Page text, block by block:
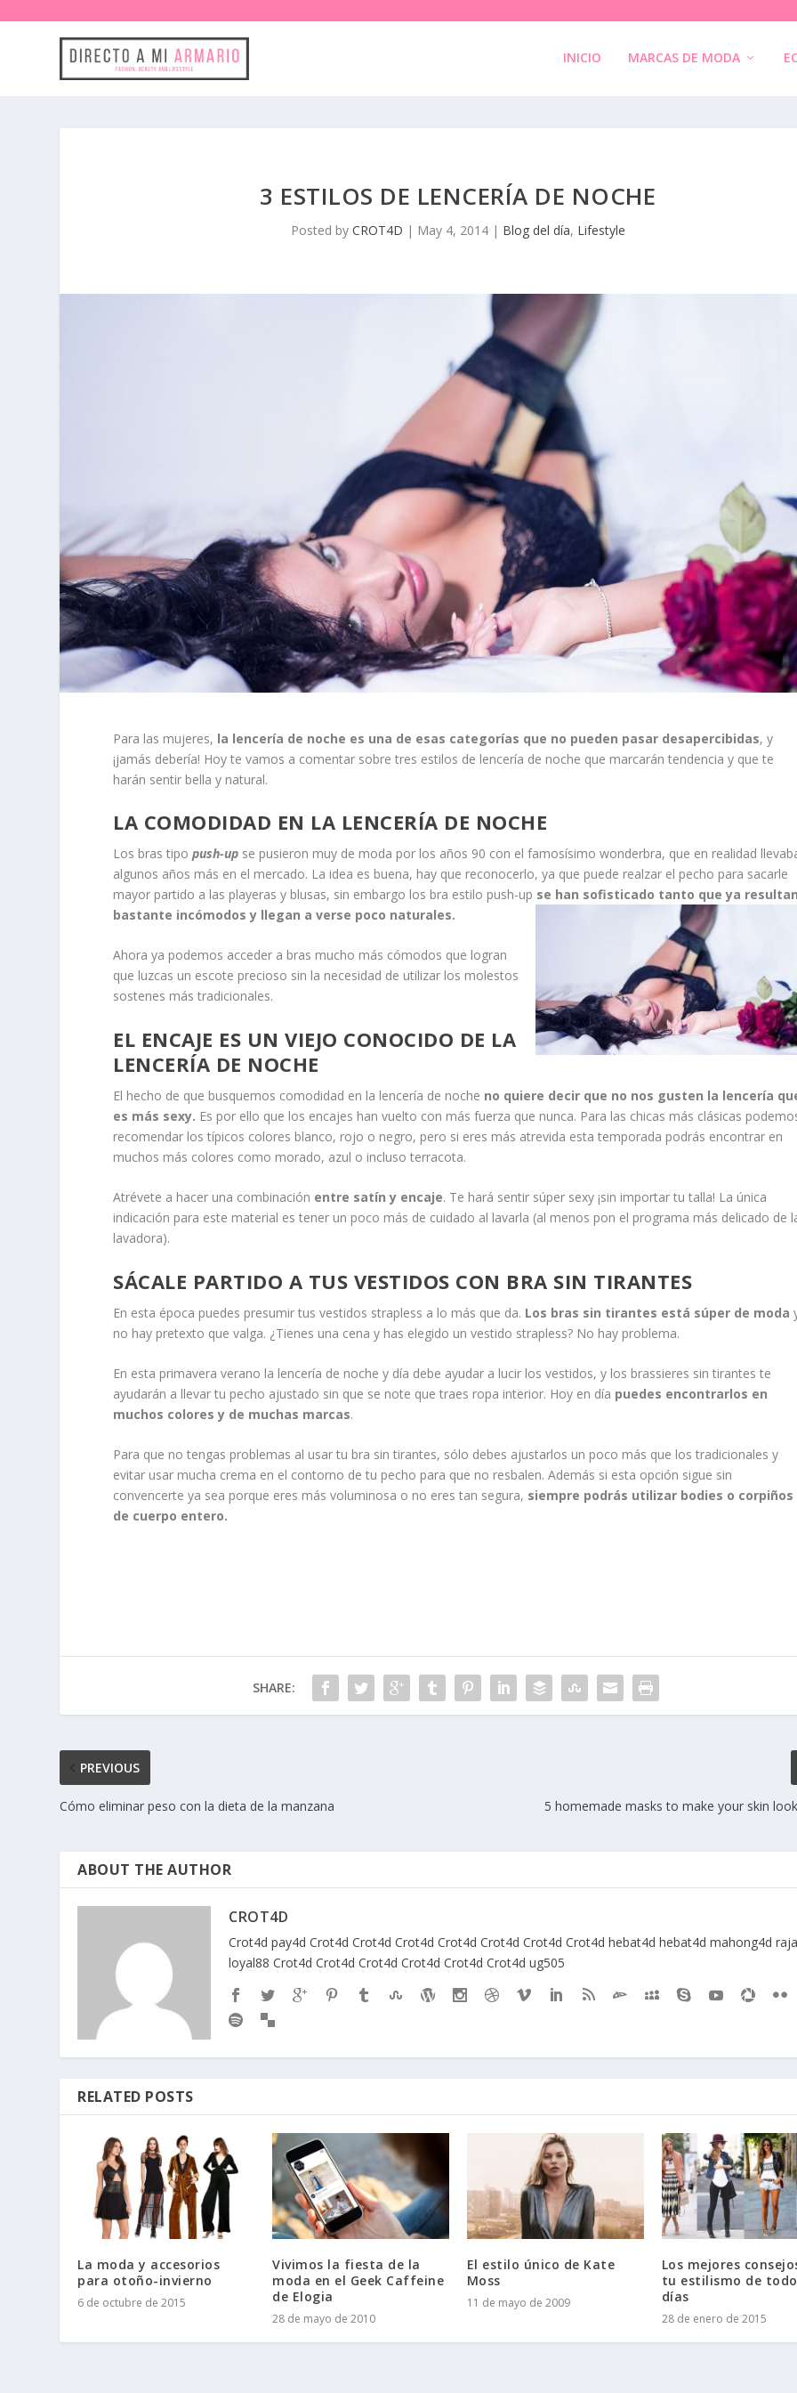
INICIO MARCAS DE MODA
3 ESTILOS DE LENCERÍA DE NOCHE
Posted by CROT4D | May 4, 2014| Blog del día, Lifestyle
Para las mujeres, la lencería de noche es una de esas categorías que no pueden pasar desapercibidas, y
¡jamás debería! Hoy te vamos a comentar sobre tres estilos de lencería de noche que marcarán tendencia y que te
harán sentir bella y natural.
LA COMODIDAD EN LA LENCERÍA DE NOCHE
Los bras tipopush-up se pusieron muy de moda por los años 90 con el famosísimo wonderbra, que en realidad
algunos años más en el mercado. La idea es buena, hay que reconocerlo, ya que puede realzar el pecho para sacarle
mayor partido a las playeras y blusas, sin embargo los bra estilo push-up se han sofisticado tanto que ya
bastante incómodos y llegan a verse poco naturales.
Ahora ya podemos acceder a bras mucho más cómodos que logran
que luzcas un escote precioso sin la necesidad de utilizar los molestos
sostenes más tradicionales.
EL ENCAJE ES UN VIEJO CONOCIDO DE LA
LENCERÍA DE NOCHE
El hecho de que busquemos comodidad en la lencería de noche no quiere decir que no nos gusten la lencería
es más sexy. Es por ello que los encajes han vuelto con más fuerza que nunca. Para las chicas más clásicas
recomendar los típicos colores blanco, rojo o negro, pero si eres más atrevida esta temporada podrás encontrar en
muchos más colores como morado, azul o incluso terracota.
Atrévete a hacer una combinación entre satín y encaje. Te hará sentir súper sexy ¡sin importar tu talla! La única
indicación para este material es tener un poco más de cuidado al lavarla (al menos pon el programa más delicado de
lavadora).
SÁCALE PARTIDO A TUS VESTIDOS CON BRA SIN TIRANTES
En esta época puedes presumir tus vestidos strapless a lo más que da. Los bras sin tirantes está súper de moda
no hay pretexto que valga. ¿Tienes una cena y has elegido un vestido strapless? No hay problema.
En esta primavera verano la lencería de noche y día debe ayudar a lucir los vestidos, y los brassieres sin tirantes te
ayudarán a llevar tu pecho ajustado sin que se note que traes ropa interior. Hoy en día puedes encontrarlos en
muchos colores y de muchas marcas.
Para que no tengas problemas al usar tu bra sin tirantes, sólo debes ajustarlos un poco más que los tradicionales y
evitar usar mucha crema en el contorno de tu pecho para que no resbalen. Además si esta opción sigue sin
convencerte ya sea porque eres más voluminosa o no eres tan segura, siempre podrás utilizar bodies o corpiños
de cuerpo entero.
SHARE:
PREVIOUS
Cómo eliminar peso con la dieta de la manzana 5 homemade masks to make your skin
ABOUT THE AUTHOR
CROT4D
Crot4d pay4d Crot4d Crot4d Crot4d Crot4d Crot4d Crot4d Crot4d hebat4d hebat4d mahong4d
loyal88 Crot4d Crot4d Crot4d Crot4d Crot4d Crot4d ug505
RELATED POSTS
La moda y accesorios
para otoño-invierno
6 de octubre de 2015
Vivimos la fiesta de la
moda en el Geek Caffeine
de Elogia
28 de mayo de 2010
El estilo único de Kate
Moss
11 de mayo de 2009
Los mejores
tu estilismo de
días
28 de enero de 2015